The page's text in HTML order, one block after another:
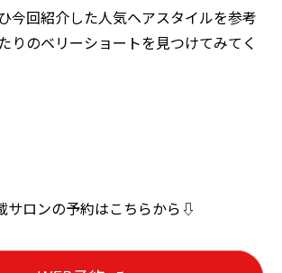
今回紹介した人気ヘアスタイルを参考
りのベリーショートを見つけてみてく
サロンの予約はこちらから⇩